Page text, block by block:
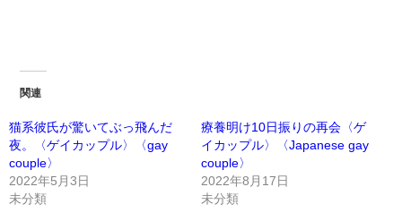
関連
猫系彼氏が驚いてぶっ飛んだ
夜。〈ゲイカップル〉〈gay
couple〉
2022年5月3日
未分類
療養明け10日振りの再会〈ゲ
イカップル〉〈Japanese gay
couple〉
2022年8月17日
未分類